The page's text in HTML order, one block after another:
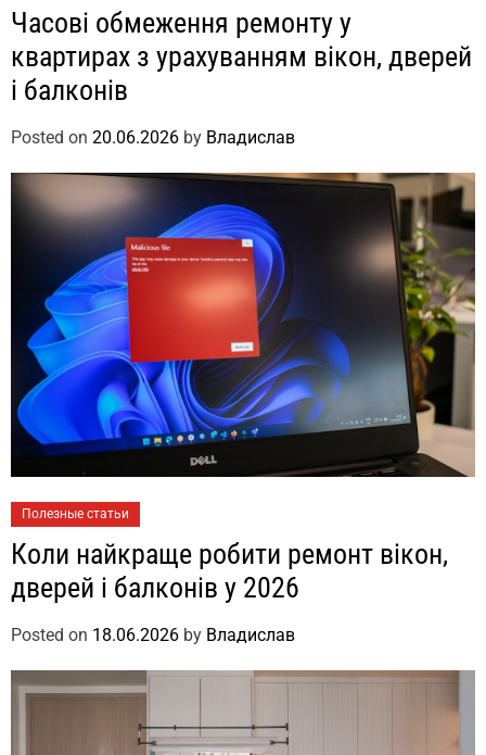
Часові обмеження ремонту у
квартирах з урахуванням вікон, дверей
і балконів
Posted on 20.06.2026 by Владислав
Полезные статьи
Коли найкраще робити ремонт вікон,
дверей і балконів у 2026
Posted on 18.06.2026 by Владислав